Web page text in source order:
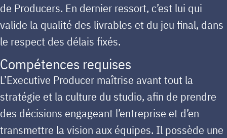
de Producers. En dernier ressort, c’est lui qui
valide la qualité des livrables et du jeu final, dans
le respect des délais fixés.
Compétences requises
L’Executive Producer maîtrise avant tout la
stratégie et la culture du studio, afin de prendre
des décisions engageant l’entreprise et d’en
transmettre la vision aux équipes. Il possède une